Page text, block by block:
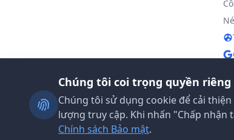
© 2026 MiCompress. Mọi quyền được bảo lưu.
Chúng tôi coi trọng quyền
Chúng tôi sử dụng cookie để cải
lượng truy cập. Khi nhấn "Chấp nhận
Chính sách Bảo mật.